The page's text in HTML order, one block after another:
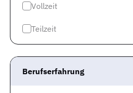
Vollzeit
Teilzeit
Berufserfahrung